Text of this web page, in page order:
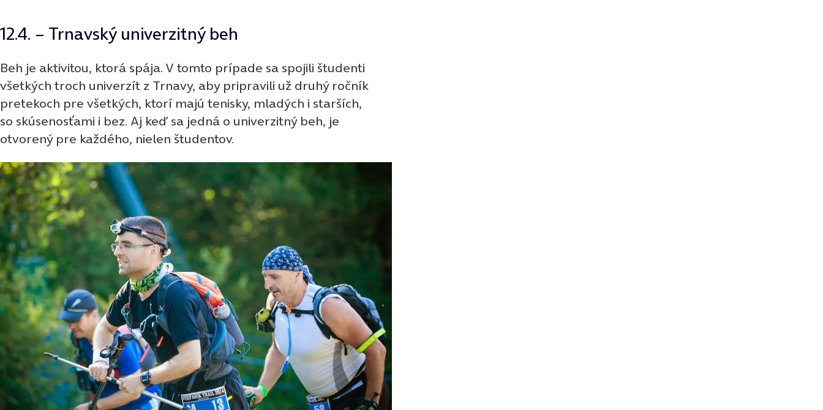
12.4. – Trnavský univerzitný beh
Beh je aktivitou, ktorá spája. V tomto prípade sa spojili študenti
všetkých troch univerzít z Trnavy, aby pripravili už druhý ročník
pretekoch pre všetkých, ktorí majú tenisky, mladých i starších,
so skúsenosťami i bez. Aj keď sa jedná o univerzitný beh, je
otvorený pre každého, nielen študentov.